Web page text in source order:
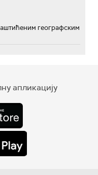
географским
апликацију